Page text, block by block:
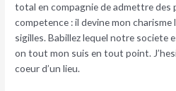
total en compagnie de admettre des
competence : il devine mon charisme
sigilles. Babillez lequel notre societe
on tout mon suis en tout point.
coeur d’un lieu.